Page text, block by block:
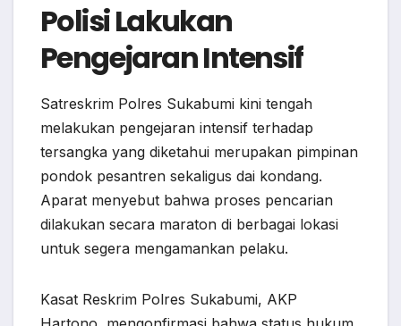
Polisi Lakukan
Pengejaran Intensif
Satreskrim Polres Sukabumi kini tengah
melakukan pengejaran intensif terhadap
tersangka yang diketahui merupakan pimpinan
pondok pesantren sekaligus dai kondang.
Aparat menyebut bahwa proses pencarian
dilakukan secara maraton di berbagai lokasi
untuk segera mengamankan pelaku.
Kasat Reskrim Polres Sukabumi, AKP